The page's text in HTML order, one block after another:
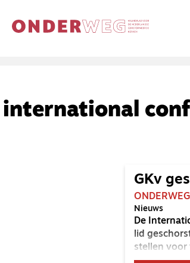
international
GKv
ONDERWEG
Nieuws
De
lid
stellen voor